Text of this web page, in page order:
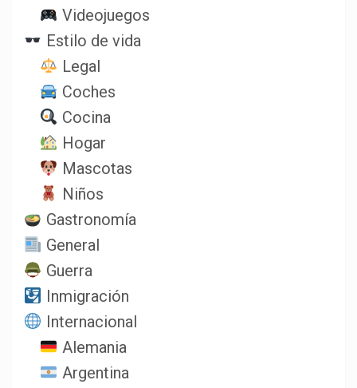
Videojuegos
Estilo de vida
Legal
Coches
Cocina
Hogar
Mascotas
Niños
Gastronomía
General
Guerra
Inmigración
Internacional
Alemania
Argentina